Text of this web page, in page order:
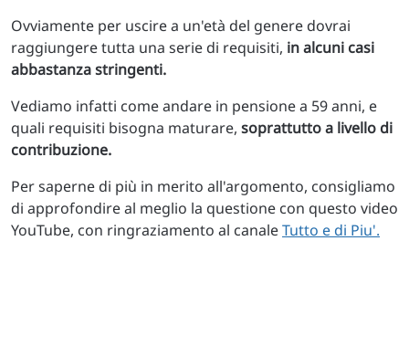
Ovviamente per uscire a un'età del genere dovrai
raggiungere tutta una serie di requisiti, in alcuni casi
abbastanza stringenti.
Vediamo infatti come andare in pensione a 59 anni, e
quali requisiti bisogna maturare, soprattutto a livello di
contribuzione.
Per saperne di più in merito all'argomento, consigliamo
di approfondire al meglio la questione con questo video
YouTube, con ringraziamento al canaleTutto e di Piu'.